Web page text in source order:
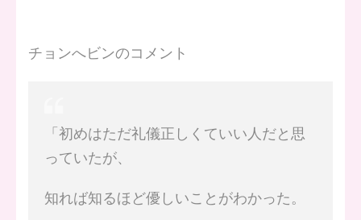
チョンへビンのコメント
「初めはただ礼儀正しくていい人だと思
っていたが、
知れば知るほど優しいことがわかった。